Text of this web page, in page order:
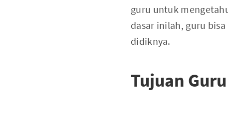
guru untuk
dasar inilah, guru
didiknya.
Tujuan